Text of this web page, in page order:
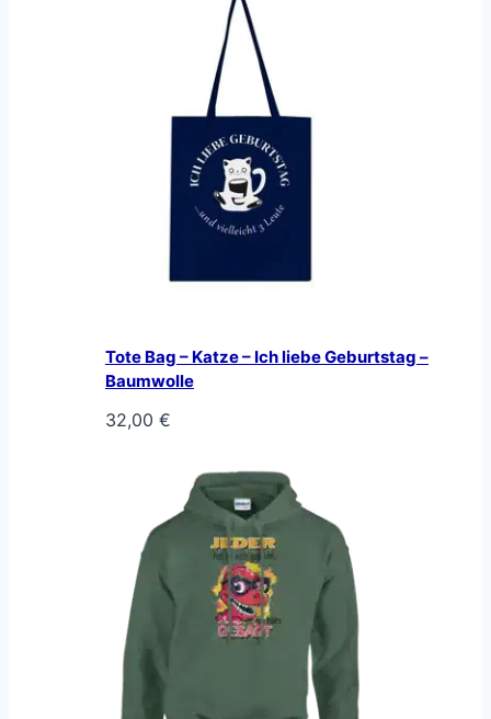
Tote Bag – Katze – Ich liebe Geburtstag –
Baumwolle
32,00 €